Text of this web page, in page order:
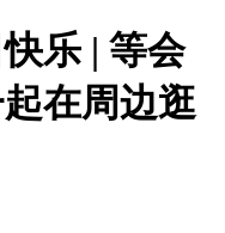
乐 | 等会
在周边逛